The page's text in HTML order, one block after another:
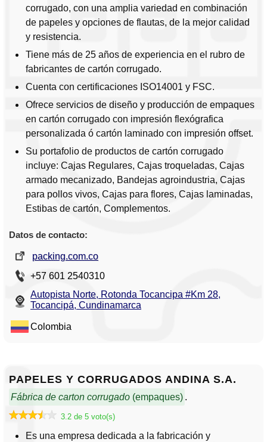
corrugado, con una amplia variedad en combinación
de papeles y opciones de flautas, de la mejor calidad
y resistencia.
Tiene más de 25 años de experiencia en el rubro de
fabricantes de cartón corrugado.
Cuenta con certificaciones ISO14001 y FSC.
Ofrece servicios de diseño y producción de empaques
en cartón corrugado con impresión flexógrafica
personalizada ó cartón laminado con impresión offset.
Su portafolio de productos de cartón corrugado
incluye: Cajas Regulares, Cajas troqueladas, Cajas
armado mecanizado, Bandejas agroindustria, Cajas
para pollos vivos, Cajas para flores, Cajas laminadas,
Estibas de cartón, Complementos.
Datos de contacto:
packing.com.co
+57 601 2540310
Autopista Norte, Rotonda Tocancipa #Km 28,
Tocancipá, Cundinamarca
Colombia
PAPELES Y CORRUGADOS ANDINA S.A.
Fábrica de carton corrugado (empaques) .
3.2 de 5 voto(s)
Es una empresa dedicada a la fabricación y